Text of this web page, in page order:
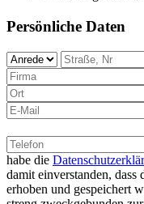
Persönliche Daten
habe die
damit einverstanden,
erhoben und gespeichert